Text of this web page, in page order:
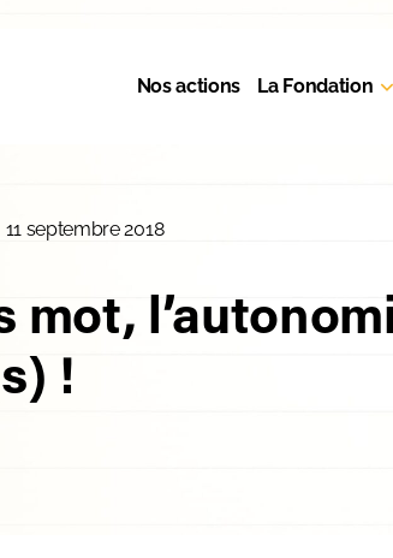
Nos actions La Fondation
11 septembre 2018
mot,
!